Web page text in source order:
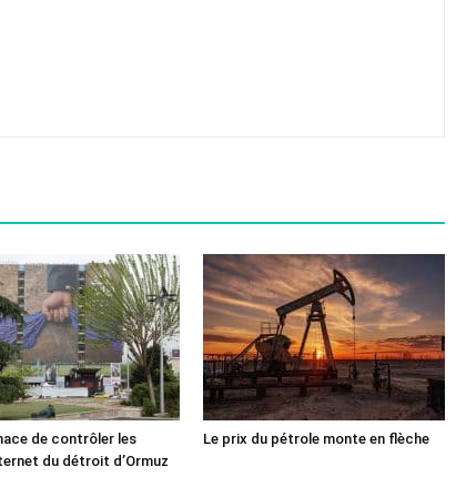
de contrôler les
du détroit d’Ormuz
Le prix du pétrole monte en flèche